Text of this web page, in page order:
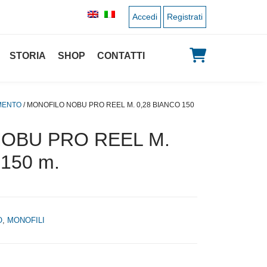
Accedi Registrati
STORIA SHOP CONTATTI
/ MONOFILO NOBU PRO REEL M. 0,28 BIANCO 150
PRO REEL M.
m.
, MONOFILI